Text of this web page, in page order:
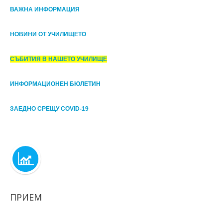
ВАЖНА ИНФОРМАЦИЯ
НОВИНИ ОТ УЧИЛИЩЕТО
СЪБИТИЯ В НАШЕТО УЧИЛИЩЕ
ИНФОРМАЦИОНЕН БЮЛЕТИН
ЗАЕДНО СРЕЩУ COVID-19
ПРИЕМ